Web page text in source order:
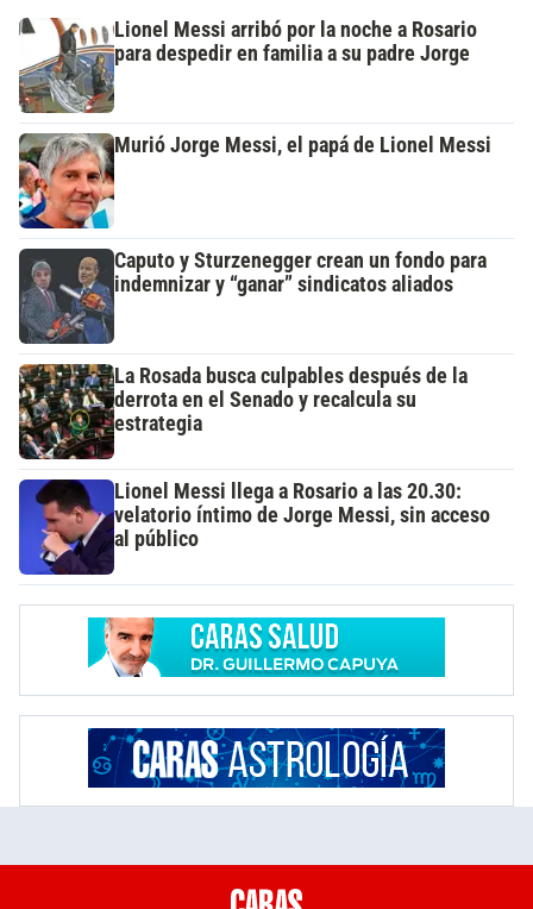
Lionel Messi arribó por la noche a Rosario
para despedir en familia a su padre Jorge
Murió Jorge Messi, el papá de Lionel Messi
Caputo y Sturzenegger crean un fondo para
indemnizar y “ganar” sindicatos aliados
La Rosada busca culpables después de la
derrota en el Senado y recalcula su
estrategia
Lionel Messi llega a Rosario a las 20.30:
velatorio íntimo de Jorge Messi, sin acceso
al público